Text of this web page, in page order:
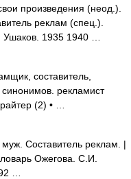
произведения (неод.).
реклам (спец.).
1935 1940 …
составитель,
синонимов. рекламист
(2) • …
Составитель реклам. |
Ожегова. С.И.
…